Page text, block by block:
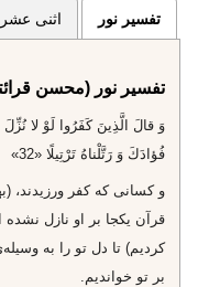
تفسیر نور اثنی
تفسیر نور (محسن
وَ قالَ الَّذِينَ كَفَرُوا لَوْ لا
فُؤادَكَ وَ رَتَّلْناهُ تَرْتِيلًا «32»
و كسانى كه كفر ورزيدند،
قرآن يكجا بر او نازل
كرديم) تا دل تو را به
بر تو خوانديم.